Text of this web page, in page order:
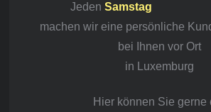
Jeden Samstag
machen wir eine persönliche
bei Ihnen vor Ort
in Luxemburg
Hier können Sie gerne